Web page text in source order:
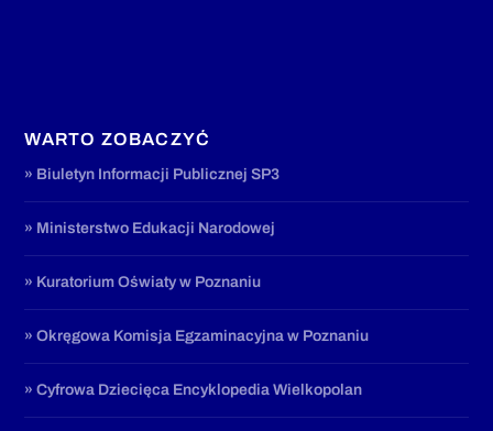
WARTO ZOBACZYĆ
» Biuletyn Informacji Publicznej SP3
» Ministerstwo Edukacji Narodowej
» Kuratorium Oświaty w Poznaniu
» Okręgowa Komisja Egzaminacyjna w Poznaniu
» Cyfrowa Dziecięca Encyklopedia Wielkopolan